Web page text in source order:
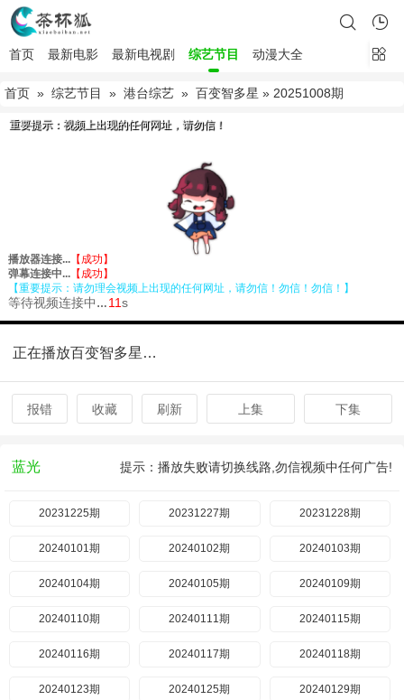
首页 最新电影 最新电视剧 综艺节目 动漫大全
首页 » 综艺节目 » 港台综艺 » 百变智多星 » 20251008期
正在播放百变智多星20251008期
报错 收藏 刷新 上集 下集
蓝光 提示：播放失败请切换线路,勿信视频中任何广告!
20231225期 20231227期 20231228期
20240101期 20240102期 20240103期
20240104期 20240105期 20240109期
20240110期 20240111期 20240115期
20240116期 20240117期 20240118期
20240123期 20240125期 20240129期